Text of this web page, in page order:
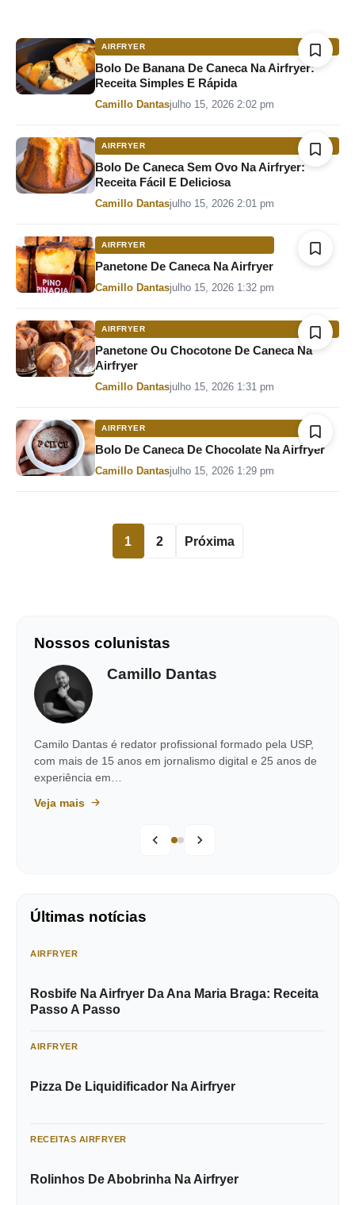
AIRFRYER
Bolo De Banana De Caneca Na Airfryer:
Receita Simples E Rápida
Por
Camillo Dantasjulho 15, 2026 2:02 pm
AIRFRYER
Bolo De Caneca Sem Ovo Na Airfryer:
Receita Fácil E Deliciosa
Por
Camillo Dantasjulho 15, 2026 2:01 pm
AIRFRYER
Panetone De Caneca Na Airfryer
Por
Camillo Dantasjulho 15, 2026 1:32 pm
AIRFRYER
Panetone Ou Chocotone De Caneca Na
Airfryer
Por
Camillo Dantasjulho 15, 2026 1:31 pm
AIRFRYER
Bolo De Caneca De Chocolate Na Airfryer
Por
Camillo Dantasjulho 15, 2026 1:29 pm
1 2 Próxima
Nossos colunistas
Camillo Dantas
Camilo Dantas é redator profissional formado pela USP,
com mais de 15 anos em jornalismo digital e 25 anos de
experiência em…
Veja mais
Últimas notícias
AIRFRYER
Rosbife Na Airfryer Da Ana Maria Braga: Receita
Passo A Passo
AIRFRYER
Pizza De Liquidificador Na Airfryer
RECEITAS AIRFRYER
Rolinhos De Abobrinha Na Airfryer